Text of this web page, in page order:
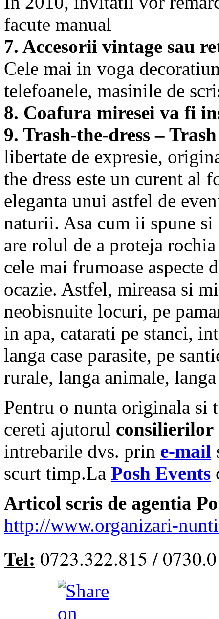
facute manual
7. Accesorii vintage sau
Cele mai in voga
telefoanele, masinile de
8. Coafura miresei va fi
9. Trash-the-dress –
libertate de expresie,
the dress este un curent al
eleganta unui astfel de
naturii. Asa cum ii spune
are rolul de a proteja
cele mai frumoase aspecte
ocazie. Astfel, mireasa si
neobisnuite locuri, pe
in apa, catarati pe stanci,
langa case parasite, pe
rurale, langa animale,
Pentru o nunta originala si
cereti ajutorul consilierilor
intrebarile dvs. prin e-mail
scurt timp.La Posh Events
Articol scris de agentia
http://www.organizari-
Tel: 0723.322.815 /